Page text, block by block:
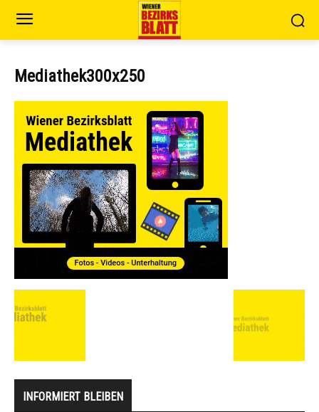
Mediathek300x250
INFORMIERT BLEIBEN